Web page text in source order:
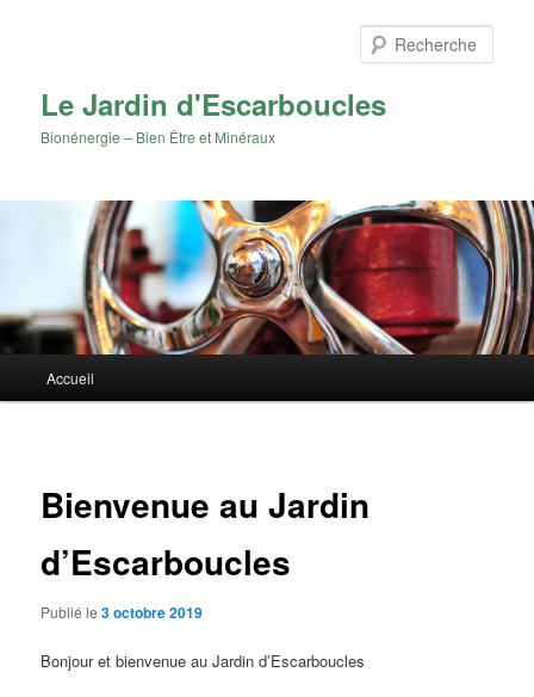
Le Jardin d'Escarboucles
Bionénergie – Bien Être et Minéraux
principal
Accueil
Bienvenue au Jardin
d’Escarboucles
Publié le3 octobre 2019
Bonjour et bienvenue au Jardin d’Escarboucles